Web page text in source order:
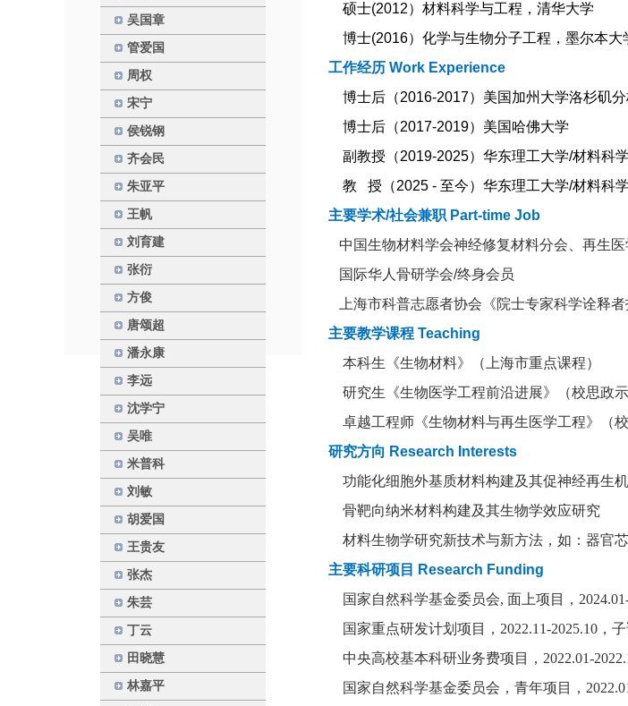
吴国章
管爱国
周权
宋宁
侯锐钢
齐会民
朱亚平
王帆
刘育建
张衍
方俊
唐颂超
潘永康
李远
沈学宁
吴唯
米普科
刘敏
胡爱国
王贵友
张杰
朱芸
丁云
田晓慧
林嘉平
硕士(2012）材料科学与工程，清华大学
博士(2016）化学与生物分子工程，墨尔本大
工作经历 Work Experience
博士后（2016-2017） 美国加州大学洛杉矶分
博士后（2017-2019） 美国哈佛大学
副教授（2019-2025） 华东理工大学/材料科
教 授（2025 - 至今） 华东理工大学/材料科
主要学术/社会兼职 Part-time Job
中国生物材料学会神经修复材料分会、再生
国际华人骨研学会/终身会员
上海市科普志愿者协会《院士专家科学诠释者
主要教学课程 Teaching
本科生《生物材料》（上海市重点课程）
研究生《生物医学工程前沿进展》（校思政示
卓越工程师《生物材料与再生医学工程》（校
研究方向 Research Interests
功能化细胞外基质材料构建及其促神经再生
骨靶向纳米材料构建及其生物学效应研究
材料生物学研究新技术与新方法，如：器官
主要科研项目 Research Funding
国家自然科学基金委员会, 面上项目，
国家重点研发计划项目，2022.11-2025.10，
中央高校基本科研业务费项目，2022.01-
国家自然科学基金委员会，青年项目，